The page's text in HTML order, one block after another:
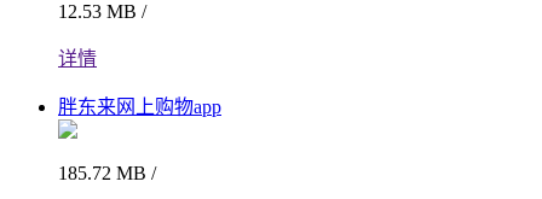
12.53 MB /
详情
胖东来网上购物app
185.72 MB /